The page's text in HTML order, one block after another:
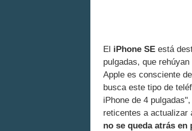
El iPhone SE está
pulgadas, que
Apple es consciente
busca este tipo de
iPhone de 4
reticentes a actualizar
no se queda atrás